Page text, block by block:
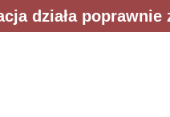
działa poprawnie